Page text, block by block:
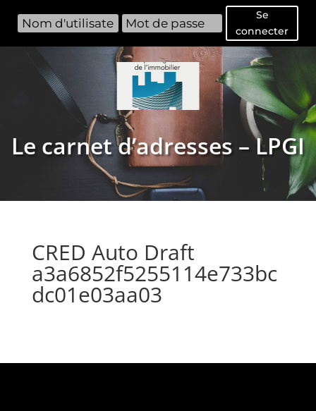
Se
connecter
Le carnet d’adresses – LPGI
CRED Auto Draft
a3a6852f5255114e733bc
dc01e03aa03